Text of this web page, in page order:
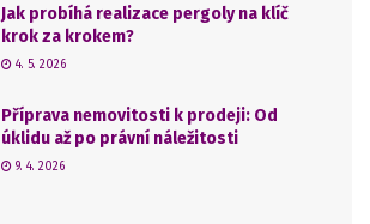
Jak probíhá realizace pergoly na klíč
krok za krokem?
4. 5. 2026
Příprava nemovitosti k prodeji: Od
úklidu až po právní náležitosti
9. 4. 2026